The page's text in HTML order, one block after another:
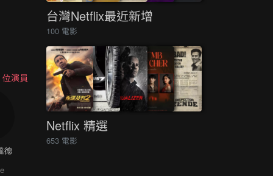
演員
德
台灣Netflix最近新增
100 電影
Netflix 精選
653 電影